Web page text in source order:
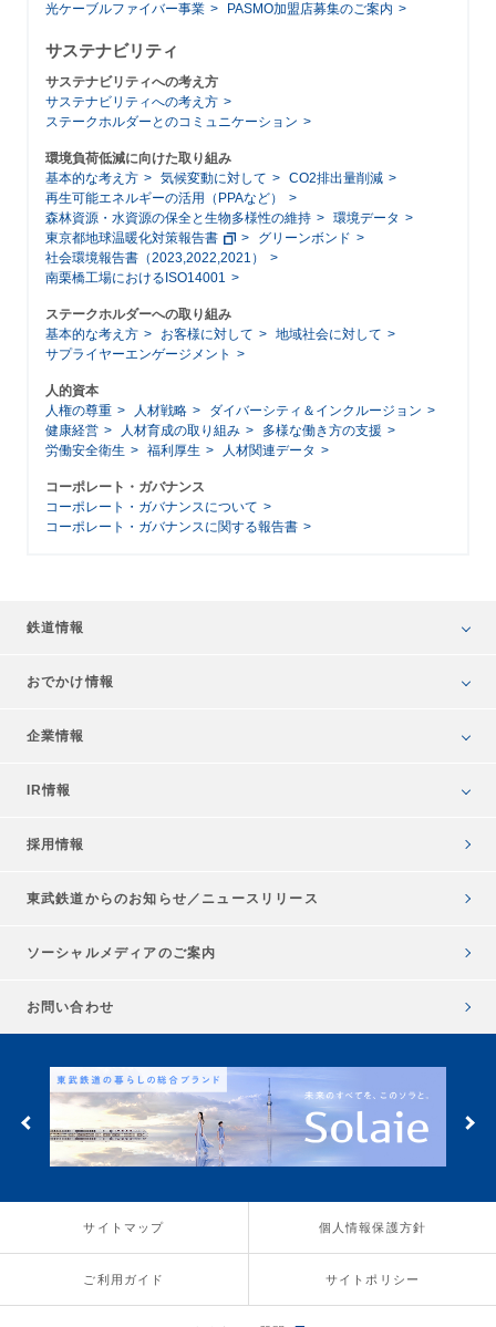
光ケーブルファイバー事業
PASMO加盟店募集のご案内
サステナビリティ
サステナビリティへの考え方
サステナビリティへの考え方
ステークホルダーとのコミュニケーション
環境負荷低減に向けた取り組み
基本的な考え方
気候変動に対して
CO2排出量削減
再生可能エネルギーの活用（PPAなど）
森林資源・水資源の保全と生物多様性の維持
環境データ
東京都地球温暖化対策報告書
グリーンボンド
社会環境報告書（2023,2022,2021）
南栗橋工場におけるISO14001
ステークホルダーへの取り組み
基本的な考え方
お客様に対して
地域社会に対して
サプライヤーエンゲージメント
人的資本
人権の尊重
人材戦略
ダイバーシティ＆インクルージョン
健康経営
人材育成の取り組み
多様な働き方の支援
労働安全衛生
福利厚生 人材関連データ
コーポレート・ガバナンス
コーポレート・ガバナンスについて
コーポレート・ガバナンスに関する報告書
鉄道情報
おでかけ情報
企業情報
IR情報
採用情報
東武鉄道からのお知らせ／ ニュースリリース
ソーシャルメディアのご案内
お問い合わせ
サイトマップ 個人情報保護方針
ご利用ガイド サイトポリシー